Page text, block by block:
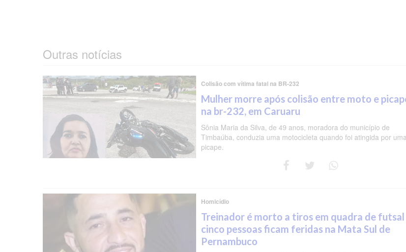
Outras notícias
Colisão com vítima fatal na BR-232
Mulher morre após colisão entre moto e
na br-232, em Caruaru
Sônia Maria da Silva, de 49 anos, moradora do município de
Timbaúba, conduzia uma motocicleta quando foi atingida por
picape.
Homicídio
Treinador é morto a tiros em quadra de futsal
cinco pessoas ficam feridas na Mata Sul de
Pernambuco